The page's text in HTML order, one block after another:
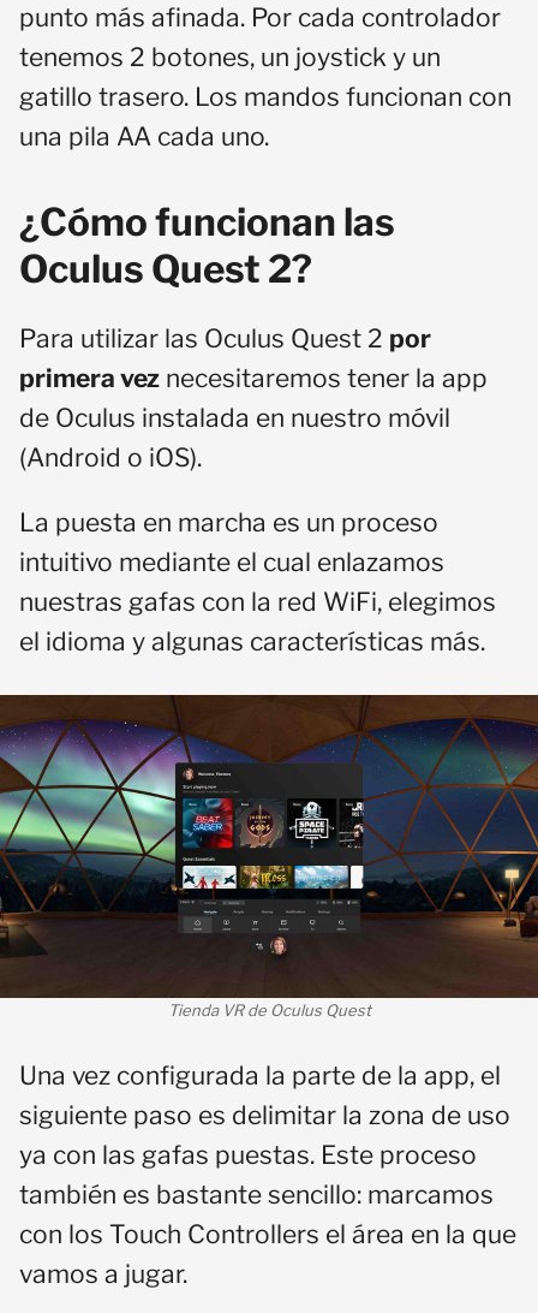
punto más afinada. Por cada controlador
tenemos 2 botones, un joystick y un
gatillo trasero. Los mandos funcionan con
una pila AA cada uno.
¿Cómo funcionan las
Oculus Quest 2?
Para utilizar las Oculus Quest 2 por
primera vez necesitaremos tener la app
de Oculus instalada en nuestro móvil
(Android o iOS).
La puesta en marcha es un proceso
intuitivo mediante el cual enlazamos
nuestras gafas con la red WiFi, elegimos
el idioma y algunas características más.
Tienda VR de Oculus Quest
Una vez configurada la parte de la app, el
siguiente paso es delimitar la zona de uso
ya con las gafas puestas. Este proceso
también es bastante sencillo: marcamos
con los Touch Controllers el área en la que
vamos a jugar.